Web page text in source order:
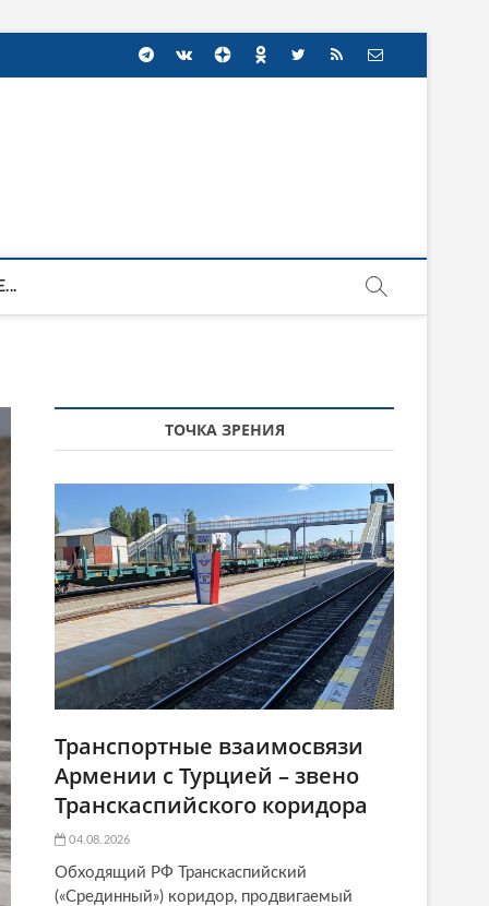
ТОЧКА ЗРЕНИЯ
Транспортные взаимосвязи
Армении с Турцией – звено
Транскаспийского коридора
04.08.2026
Обходящий РФ Транскаспийский
(«Срединный») коридор, продвигаемый